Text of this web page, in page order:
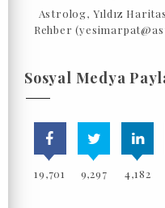
Astrolog, Yıldız
Rehber
Sosyal Medya
19,701 9,297 4,182